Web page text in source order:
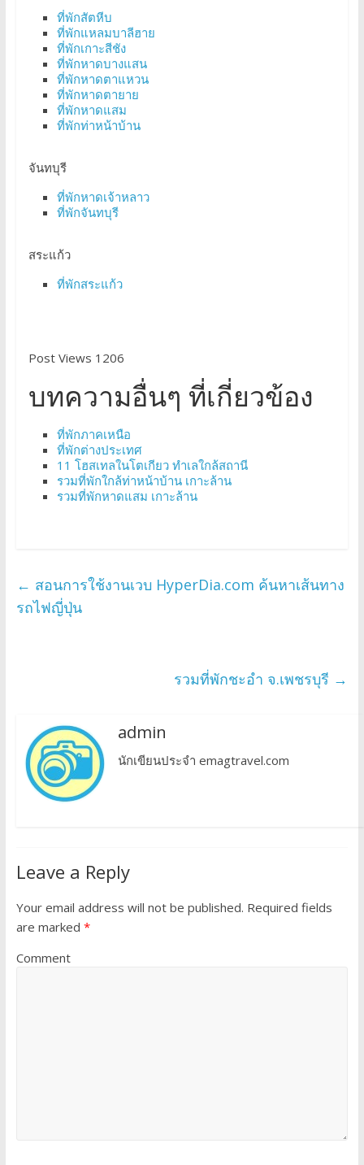
ที่พักสัตหีบ
ที่พักแหลมบาลีฮาย
ที่พักเกาะสีชัง
ที่พักหาดบางแสน
ที่พักหาดตาแหวน
ที่พักหาดตายาย
ที่พักหาดแสม
ที่พักท่าหน้าบ้าน
จันทบุรี
ที่พักหาดเจ้าหลาว
ที่พักจันทบุรี
สระแก้ว
ที่พักสระแก้ว
Post Views 1206
บทความอื่นๆ ที่เกี่ยวข้อง
ที่พักภาคเหนือ
ที่พักต่างประเทศ
11 โฮสเทลในโตเกียว ทำเลใกล้สถานี
รวมที่พักใกล้ท่าหน้าบ้าน เกาะล้าน
รวมที่พักหาดแสม เกาะล้าน
← สอนการใช้งานเวบ HyperDia.com ค้นหาเส้นทาง
รถไฟญี่ปุ่น
รวมที่พักชะอำ จ.เพชรบุรี →
admin
นักเขียนประจำ emagtravel.com
Leave a Reply
Your email address will not be published. Required fields
are marked *
Comment